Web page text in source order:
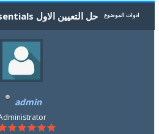
ادوات الموضوع حل التعيين الاول Business Essentials
admin
Administrator